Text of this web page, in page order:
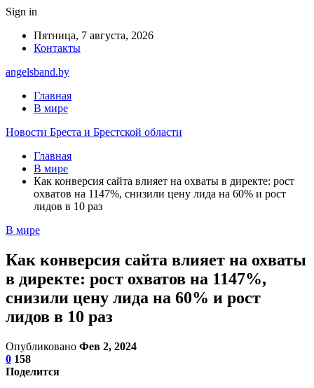
Sign in
Пятница, 7 августа, 2026
Контакты
angelsband.by
Главная
В мире
Новости Бреста и Брестской области
Главная
В мире
Как конверсия сайта влияет на охваты в директе: рост
охватов на 1147%, снизили цену лида на 60% и рост
лидов в 10 раз
В мире
Как конверсия сайта влияет на охваты
в директе: рост охватов на 1147%,
снизили цену лида на 60% и рост
лидов в 10 раз
Опубликовано Фев 2, 2024
0 158
Поделится